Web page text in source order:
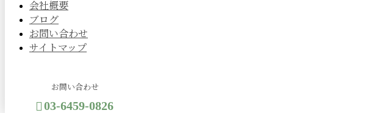
会社概要
ブログ
お問い合わせ
サイトマップ
お問い合わせ
03-6459-0826